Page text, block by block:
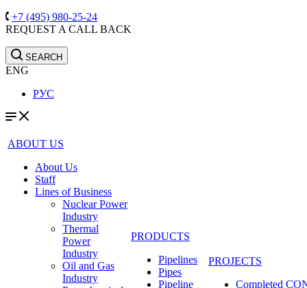
+7 (495) 980-25-24
REQUEST A CALL BACK
SEARCH
ENG
РУС
ABOUT US
About Us
Staff
Lines of Business
Nuclear Power
Industry
Thermal
Power
Industry
Oil and Gas
Industry
PRODUCTS
Pipelines
Pipes
Pipeline
PROJECTS
Completed